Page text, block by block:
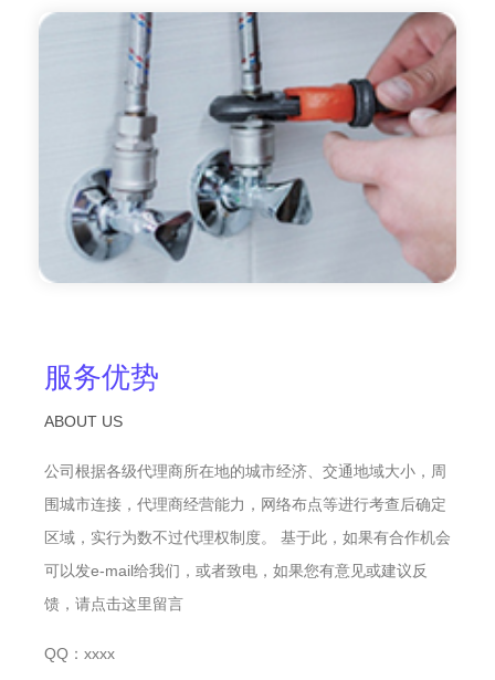
服务优势
ABOUT US
公司根据各级代理商所在地的城市经济、交通地域大小，周
围城市连接，代理商经营能力，网络布点等进行考查后确定
区域，实行为数不过代理权制度。 基于此，如果有合作机会
可以发e-mail给我们，或者致电，如果您有意见或建议反
馈，请点击这里留言
QQ：xxxx